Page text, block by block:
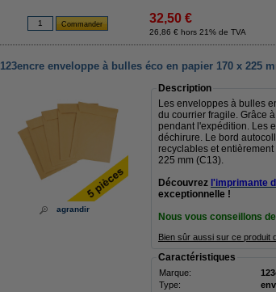
32,50 €
26,86 € hors 21% de TVA
123encre enveloppe à bulles éco en papier 170 x 225
agrandir
Description
Les enveloppes à bulles
du courrier fragile. Grâce
pendant l'expédition. Les
déchirure. Le bord
recyclables et
225 mm (C13).
Découvrez l'imprimante
exceptionnelle !
Nous vous conseillons
Bien sûr aussi sur ce produit
Caractéristiques
Marque:
Type: